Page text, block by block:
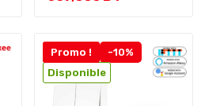
Promo !
-10%
Disponible